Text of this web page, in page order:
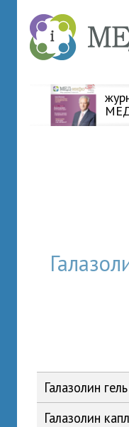
Галазолин
Галазолин